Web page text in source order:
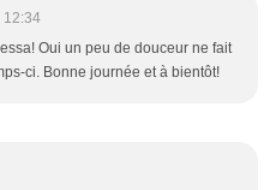
12:34
Oui un peu de douceur ne fait
ci. Bonne journée et à bientôt!